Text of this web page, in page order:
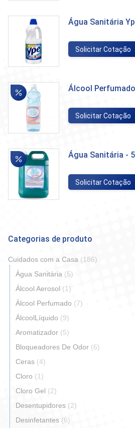
Água Sanitária
Solicitar Cotação
Álcool
Solicitar Cotação
Água Sanitária -
Solicitar Cotação
Categorias de produto
Cuidados com a Casa (186)
Água Sanitária (5)
Álcool Aerosol (1)
Álcool Perfumado (7)
ÁlcoolLíquido (9)
Aromatizador (5)
Bloqueadores De Odor (6)
Ceras (4)
Cloro (1)
Cloro Gel (2)
Desentupidores (2)
Desinfetantes (6)